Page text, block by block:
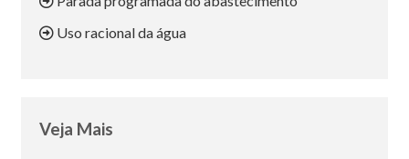
Uso racional da água
Veja Mais